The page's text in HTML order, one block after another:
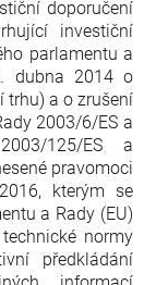
doporučení
investiční
parlamentu a
dubna 2014 o
trhu) a o zrušení
2003/6/ES a
125/ES a
pravomoci
kterým se
a Rady (EU)
normy
předkládání